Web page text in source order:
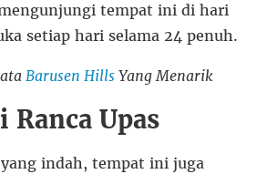
tempat ini di hari
setiap hari selama 24 penuh.
Barusen Hills Yang Menarik
Ranca Upas
indah, tempat ini juga